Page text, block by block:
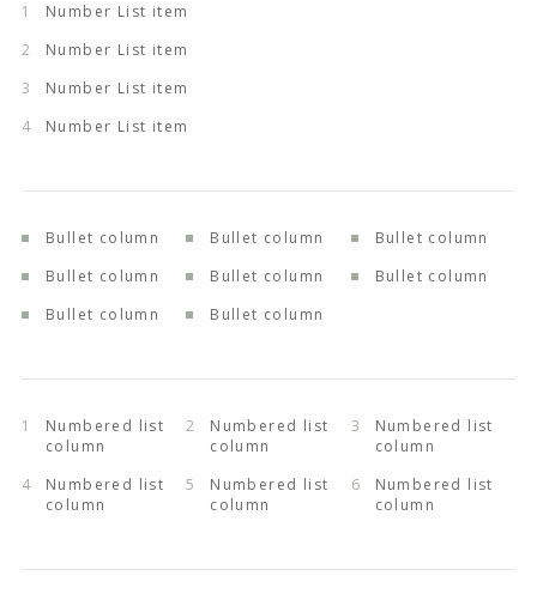
Number List item
Number List item
Number List item
Number List item
Bullet column Bullet column
Bullet column
Bullet column
Bullet column
Bullet column
Bullet column
Bullet column
Numbered list
column
Numbered list
column
Numbered list
column
Numbered list
column
Numbered list
column
Numbered list
column